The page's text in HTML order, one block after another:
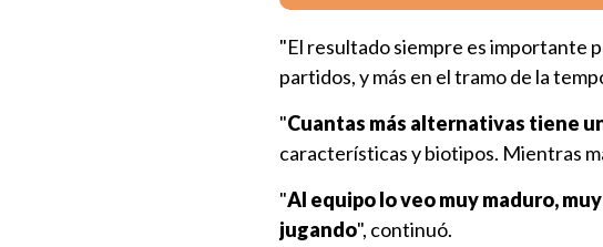
"El resultado siempre es importante
partidos, y más en el tramo de la
"Cuantas más alternativas tiene
características y biotipos. Mientras
"Al equipo lo veo muy maduro,
jugando", continuó.